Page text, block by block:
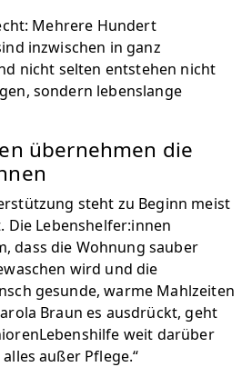
Mehrere Hundert
inzwischen in ganz
nicht selten entstehen nicht
sondern lebenslange
übernehmen die
steht zu Beginn meist
Die Lebenshelfer:innen
dass die Wohnung sauber
wird und die
gesunde, warme Mahlzeiten
Braun es ausdrückt, geht
weit darüber
außer Pflege.“